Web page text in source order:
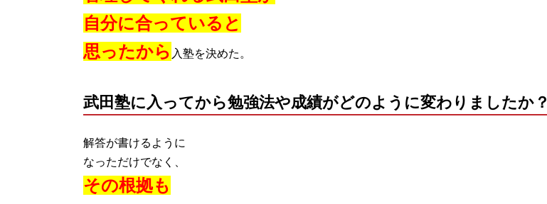
自分に合っていると
思ったから 入塾を決めた。
武田塾に入ってから勉強法や成績がどのように変わりましたか？
解答が書けるように
なっただけでなく、
その根拠も